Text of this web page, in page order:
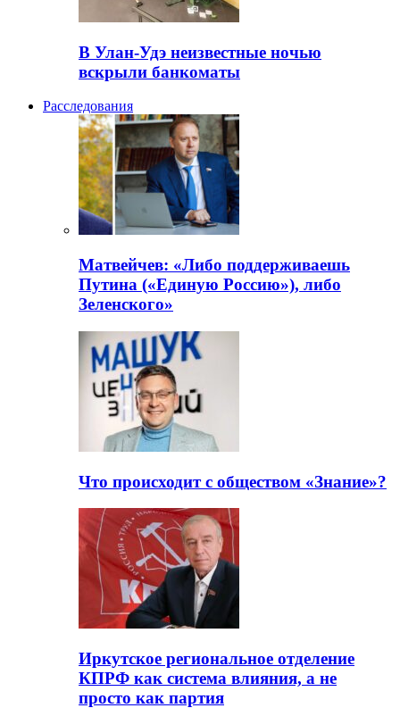
В Улан-Удэ неизвестные ночью
вскрыли банкоматы
Расследования
Матвейчев: «Либо поддерживаешь
Путина («Единую Россию»), либо
Зеленского»
Что происходит с обществом «Знание»?
Иркутское региональное отделение
КПРФ как система влияния, а не
просто как партия